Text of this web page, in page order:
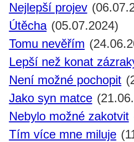
Nejlepší projev
Útěcha (05.07.2024)
Tomu nevěřím
Lepší než konat
Není možné pochopit
Jako syn matce
Nebylo možné zakotvit
Tím více mne miluje